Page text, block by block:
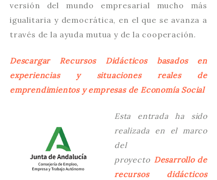
versión del mundo empresarial mucho más
igualitaria y democrática, en el que se avanza a
través de la ayuda mutua y de la cooperación.
Descargar Recursos Didácticos basados en
experiencias y situaciones reales de
emprendimientos y empresas de Economía Social
Esta entrada ha sido
realizada en el marco
del
proyecto Desarrollo de
recursos didácticos